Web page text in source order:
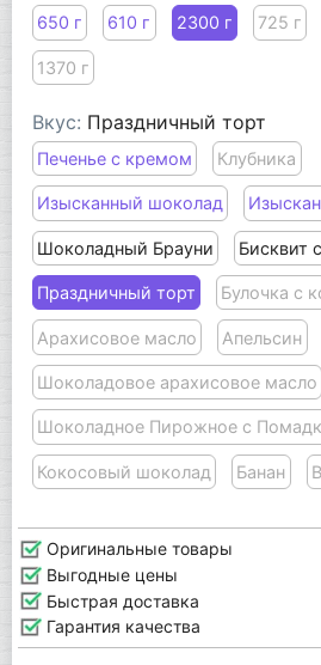
650 г 610 г 2300 г 725 г
1370 г
Вкус: Праздничный торт
Печенье с кремом Клубника
Изысканный шоколад
Шоколадный Брауни Бисквит
Праздничный торт Булочка с
Арахисовое масло Апельсин
Шоколадовое арахисовое масло
Шоколадное Пирожное с
Кокосовый шоколад Банан
Оригинальные товары
Выгодные цены
Быстрая доставка
Гарантия качества